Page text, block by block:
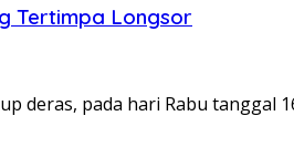
Tertimpa Longsor
deras, pada hari Rabu